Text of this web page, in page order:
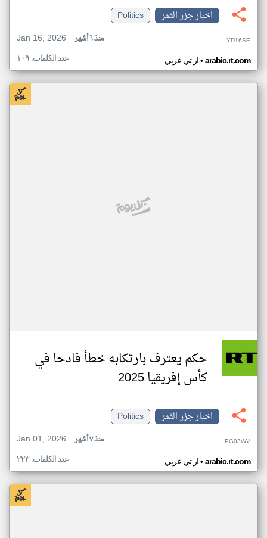
اخبار جزر القمر
Politics
Jan 16, 2026
منذ ٦ أشهر YD16SE
ار تي عربي• arabic.rt.com عدد الكلمات: ١٠٩
حكم يعترف بارتكابه خطأ فادحا في
كأس إفريقيا 2025
اخبار جزر القمر
Politics
Jan 01, 2026
منذ ٧ أشهر PG03WV
ار تي عربي• arabic.rt.com عدد الكلمات: ٢٢٣